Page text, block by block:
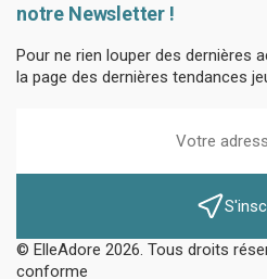
notre Newsletter !
Pour ne rien louper des dernières
la page des dernières tendances
© ElleAdore 2026. Tous droits
conforme